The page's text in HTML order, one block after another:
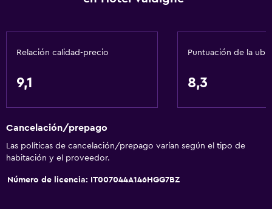
Wifi disponible en todas las instalaciones
Internet
Calefacción
Aire acondicionado
Relación calidad-precio
9,1
Puntuación de la
8,3
Cancelación/prepago
Las políticas de cancelación/prepago varían según el tipo de
habitación y el proveedor.
Número de licencia: IT007044A146HGG7BZ